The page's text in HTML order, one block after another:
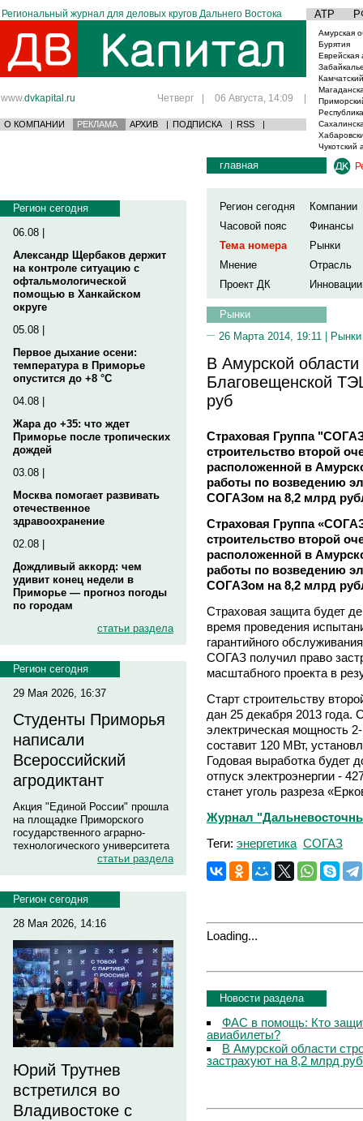
Региональный журнал для деловых кругов Дальнего Востока АТР
www.dvkapital.ru Четверг | 06 Августа, 14:09 |
О КОМПАНИИ РЕКЛАМА АРХИВ | ПОДПИСКА | RSS |
Амурская
Бурятия
Еврейская
Чукотский
Регион сегодня
06.08 |
Александр Щербаков держит
на контроле ситуацию с
офтальмологической
помощью в Ханкайском
округе
05.08 |
Первое дыхание осени:
температура в Приморье
опустится до +8 °C
04.08 |
Жара до +35: что ждет
Приморье после тропических
дождей
03.08 |
Москва помогает развивать
отечественное
здравоохранение
02.08 |
Дождливый аккорд: чем
удивит конец недели в
Приморье — прогноз погоды
по городам
статьи раздела
Регион сегодня
29 Мая 2026, 16:37
Студенты Приморья
написали
Всероссийский
агродиктант
Акция "Единой России" прошла
на площадке Приморского
государственного аграрно-
технологического университета
статьи раздела
Регион сегодня
28 Мая 2026, 14:16
Юрий Трутнев
встретился во
Владивостоке с
главная
Регион сегодня
Компании
Часовой пояс
Финансы
Тема номера
Рынки
Мнение
Отрасль
Проект ДК
Инновации
Рынки
26 Марта 2014, 19:11 | Рынки
В Амурской области
Благовещенской
руб
Страховая Группа
строительство второй
расположенной в
работы по возведению
СОГАЗом на 8,2 млрд
Страховая Группа
строительство второй
расположенной в
работы по возведению
СОГАЗом на 8,2 млрд
Страховая защита будет
время проведения
гарантийного
СОГАЗ получил право
масштабного проекта в
Старт строительству
дан 25 декабря 2013 года.
электрическая мощность
составит 120 МВт,
Годовая выработка будет
отпуск электроэнергии -
станет уголь разреза
Журнал
Теги: энергетика СОГАЗ
Loading...
Новости раздела
ФАС в помощь: Кто
авиабилеты?
В Амурской области
застрахуют на 8,2 млрд руб